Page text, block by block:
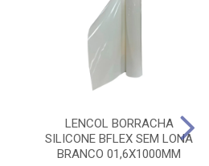
LENCOL BORRACHA
SILICONE BFLEX SEM LONA
BRANCO 01,6X1000MM